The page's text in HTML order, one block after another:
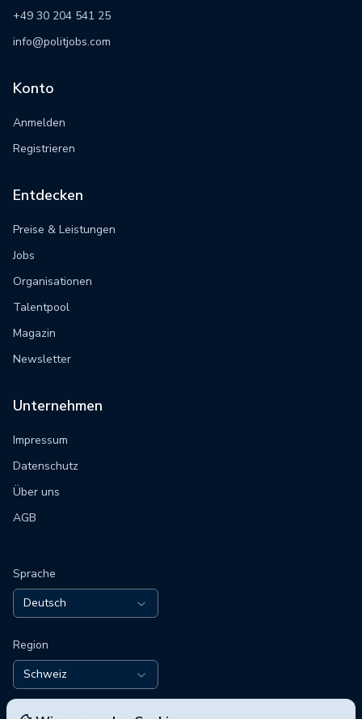
+49 30 204 541 25
info@politjobs.com
Konto
Anmelden
Registrieren
Entdecken
Preise & Leistungen
Jobs
Organisationen
Talentpool
Magazin
Newsletter
Unternehmen
Impressum
Datenschutz
Über uns
AGB
Sprache
Deutsch
Region
Schweiz